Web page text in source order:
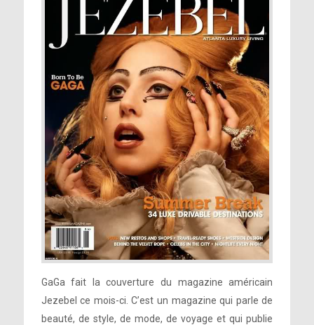
GaGa fait la couverture du magazine américain
Jezebel ce mois-ci. C’est un magazine qui parle de
beauté, de style, de mode, de voyage et qui publie